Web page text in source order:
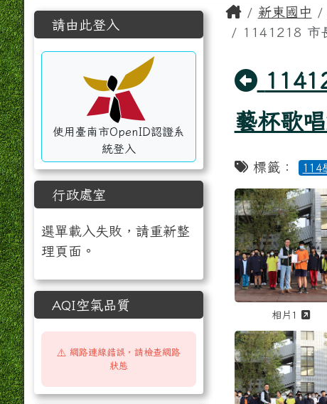
左邊區域內容
請由此登入
使用臺南市OpenID認證系
統登入
行政處室
選單載入失敗，請重新整
理頁面。
AQI空氣品質
⚠️ 網路連線錯誤，請檢查網路
狀態
主內容區
Home新東國中
1141218 市
回上
藝杯歌
標籤： 114
「
以下為「
點擊放大觀看
相片1 另
點擊放大觀看
頁尾區域